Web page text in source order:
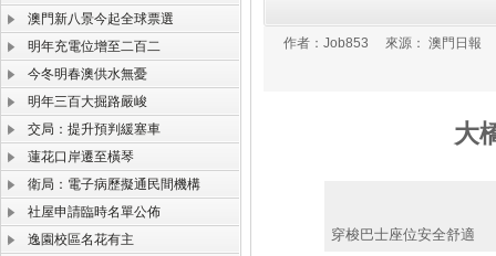
澳門新八景今起全球票選
明年充電位增至二百二
今冬明春澳供水無憂
明年三百大掘路嚴峻
交局：提升預判緩塞車
蓮花口岸遷至橫琴
衛局：電子病歷擬通民間機構
社屋申請臨時名單公佈
逸園校區名花有主
作者： Job853 來源： 澳門日報
大
穿梭巴士座位安全舒適